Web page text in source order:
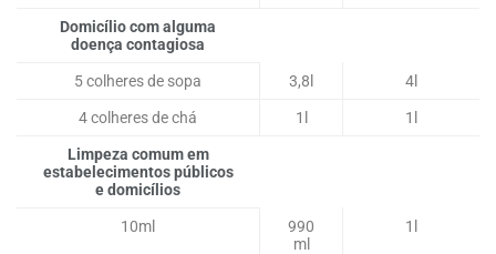
Domicílio com alguma
doença contagiosa
5 colheres de sopa 3,8l 4l
4 colheres de chá 1l 1l
Limpeza comum em
estabelecimentos públicos
e domicílios
10ml
990
ml
1l